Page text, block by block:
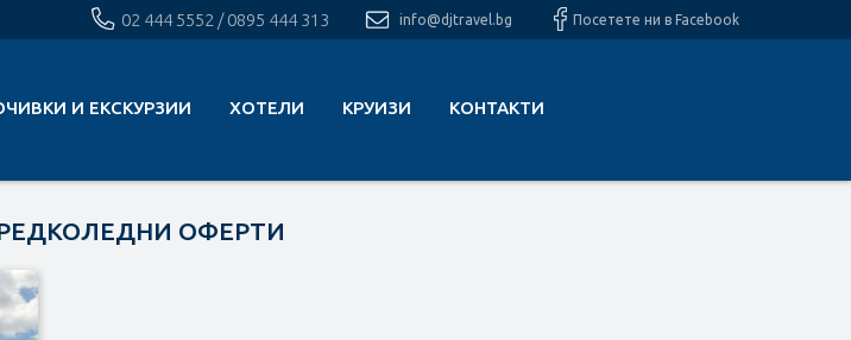
02 444 5552 / 0895 444 313 info@djtravel.bg Посетете ни в Facebook
И ЕКСКУРЗИИ ХОТЕЛИ КРУИЗИ КОНТАКТИ
ОФЕРТИ